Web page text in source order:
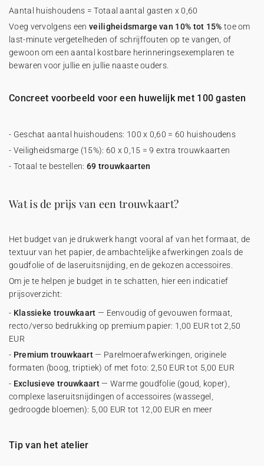
Aantal huishoudens = Totaal aantal gasten x 0,60
Voeg vervolgens een veiligheidsmarge van 10% tot 15% toe om
last-minute vergetelheden of schrijffouten op te vangen, of
gewoon om een aantal kostbare herinneringsexemplaren te
bewaren voor jullie en jullie naaste ouders.
Concreet voorbeeld voor een huwelijk met 100 gasten
- Geschat aantal huishoudens: 100 x 0,60 = 60 huishoudens
- Veiligheidsmarge (15%): 60 x 0,15 = 9 extra trouwkaarten
- Totaal te bestellen: 69 trouwkaarten
Wat is de prijs van een trouwkaart?
Het budget van je drukwerk hangt vooral af van het formaat, de
textuur van het papier, de ambachtelijke afwerkingen zoals de
goudfolie of de laseruitsnijding, en de gekozen accessoires.
Om je te helpen je budget in te schatten, hier een indicatief
prijsoverzicht:
- Klassieke trouwkaart — Eenvoudig of gevouwen formaat,
recto/verso bedrukking op premium papier: 1,00 EUR tot 2,50
EUR
- Premium trouwkaart — Parelmoerafwerkingen, originele
formaten (boog, triptiek) of met foto: 2,50 EUR tot 5,00 EUR
- Exclusieve trouwkaart— Warme goudfolie (goud, koper),
complexe laseruitsnijdingen of accessoires (wassegel,
gedroogde bloemen): 5,00 EUR tot 12,00 EUR en meer
Tip van het atelier